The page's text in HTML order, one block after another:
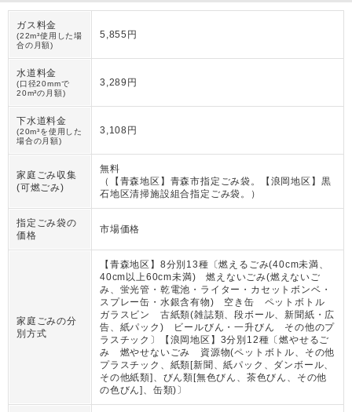
ガス料金
(22m³使用した場
合の月額)
5,855円
水道料金
(口径20mmで
20m³の月額)
3,289円
下水道料金
(20m³を使用した
場合の月額)
3,108円
家庭ごみ収集
(可燃ごみ)
無料
（
【青森地区】青森市指定ごみ袋。【浪岡地区】黒
石地区清掃施設組合指定ごみ袋。
）
指定ごみ袋の
価格
市場価格
家庭ごみの分
別方式
【青森地区】8分別13種〔燃えるごみ(40cm未満、
40cm以上60cm未満) 燃えないごみ(燃えないご
み、蛍光管・乾電池・ライター・カセットボンベ・
スプレー缶・水銀含有物) 空き缶 ペットボトル
ガラスビン 古紙類(雑誌類、段ボール、新聞紙・広
告、紙パック) ビールびん・一升びん その他のプ
ラスチック〕【浪岡地区】3分別12種〔燃やせるご
み 燃やせないごみ 資源物(ペットボトル、その他
プラスチック、紙類[新聞、紙パック、ダンボール、
その他紙類]、びん類[無色びん、茶色びん、その他
の色びん]、缶類)〕